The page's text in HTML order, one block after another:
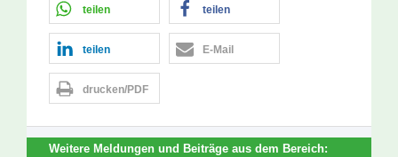
teilen teilen
teilen E-Mail
drucken/PDF
Weitere Meldungen und Beiträge aus dem Bereich: